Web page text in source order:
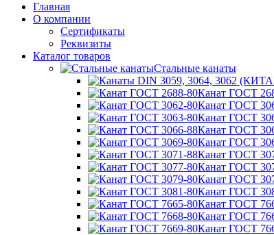
Главная
О компании
Сертификаты
Реквизиты
Каталог товаров
Стальные канаты
Канат ГОСТ
Канат ГОСТ
Канат ГОСТ
Канат ГОСТ
Канат ГОСТ
Канат ГОСТ
Канат ГОСТ
Канат ГОСТ
Канат ГОСТ
Канат ГОСТ
Канат ГОСТ
Канат ГОСТ